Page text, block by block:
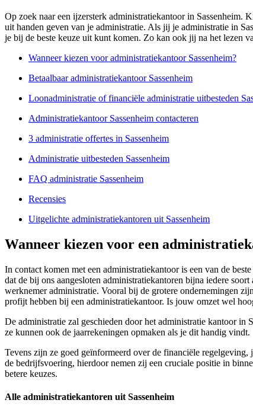
Op zoek naar een ijzersterk administratiekantoor in Sassenheim.
uit handen geven van je administratie. Als jij je administratie in
je bij de beste keuze uit kunt komen. Zo kan ook jij na het lezen
Wanneer kiezen voor administratiekantoor Sassenheim?
Betaalbaar administratiekantoor Sassenheim
Loonadministratie of financiële administratie uitbesteden
Administratiekantoor Sassenheim contacteren
3 administratie offertes in Sassenheim
Administratie uitbesteden Sassenheim
FAQ administratie Sassenheim
Recensies
Uitgelichte administratiekantoren uit Sassenheim
Wanneer kiezen voor een
In contact komen met een administratiekantoor is een van de
dat de bij ons aangesloten administratiekantoren bijna iedere
werknemer administratie. Vooral bij de grotere ondernemingen
profijt hebben bij een administratiekantoor. Is jouw omzet wel
De administratie zal geschieden door het administratie kantoor
ze kunnen ook de jaarrekeningen opmaken als je dit handig vindt.
Tevens zijn ze goed geïnformeerd over de financiële
de bedrijfsvoering, hierdoor nemen zij een cruciale positie in
betere keuzes.
Alle administratiekantoren uit Sassenheim